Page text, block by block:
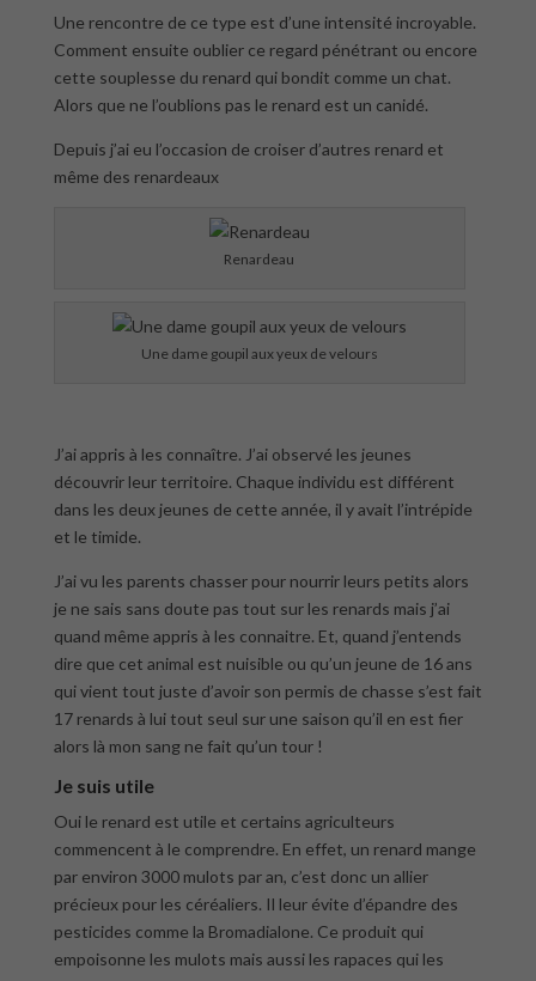
Une rencontre de ce type est d’une intensité incroyable.
Comment ensuite oublier ce regard pénétrant ou encore
cette souplesse du renard qui bondit comme un chat.
Alors que ne l’oublions pas le renard est un canidé.
Depuis j’ai eu l’occasion de croiser d’autres renard et
même des renardeaux
Renardeau
Une dame goupil aux yeux de velours
J’ai appris à les connaître. J’ai observé les jeunes
découvrir leur territoire. Chaque individu est différent
dans les deux jeunes de cette année, il y avait l’intrépide
et le timide.
J’ai vu les parents chasser pour nourrir leurs petits alors
je ne sais sans doute pas tout sur les renards mais j’ai
quand même appris à les connaitre. Et, quand j’entends
dire que cet animal est nuisible ou qu’un jeune de 16 ans
qui vient tout juste d’avoir son permis de chasse s’est fait
17 renards à lui tout seul sur une saison qu’il en est fier
alors là mon sang ne fait qu’un tour !
Je suis utile
Oui le renard est utile et certains agriculteurs
commencent à le comprendre. En effet, un renard mange
par environ 3000 mulots par an, c’est donc un allier
précieux pour les céréaliers. Il leur évite d’épandre des
pesticides comme la Bromadialone. Ce produit qui
empoisonne les mulots mais aussi les rapaces qui les